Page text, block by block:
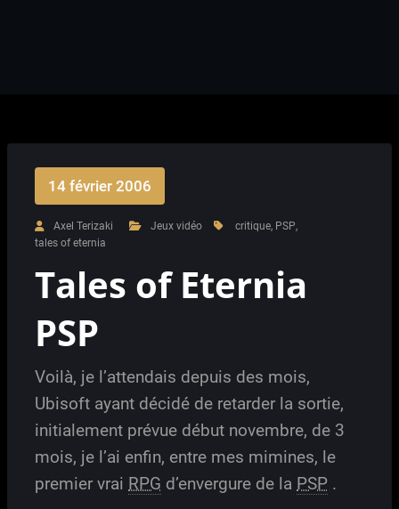
14 février 2006
Axel Terizaki Jeux vidéo critique, PSP,
tales of eternia
Tales of Eternia
PSP
Voilà, je l’attendais depuis des mois,
Ubisoft ayant décidé de retarder la sortie,
initialement prévue début novembre, de 3
mois, je l’ai enfin, entre mes mimines, le
premier vrai RPG d’envergure de la PSP .